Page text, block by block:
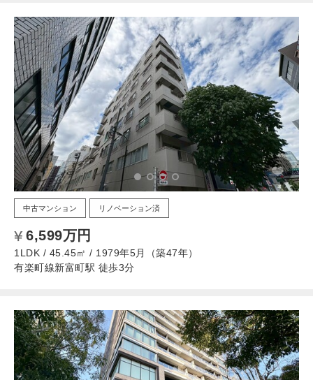
中古マンション リノベーション済
6,599万円
1LDK / 45.45㎡ / 1979年5月（築47年）
有楽町線新富町駅 徒歩3分